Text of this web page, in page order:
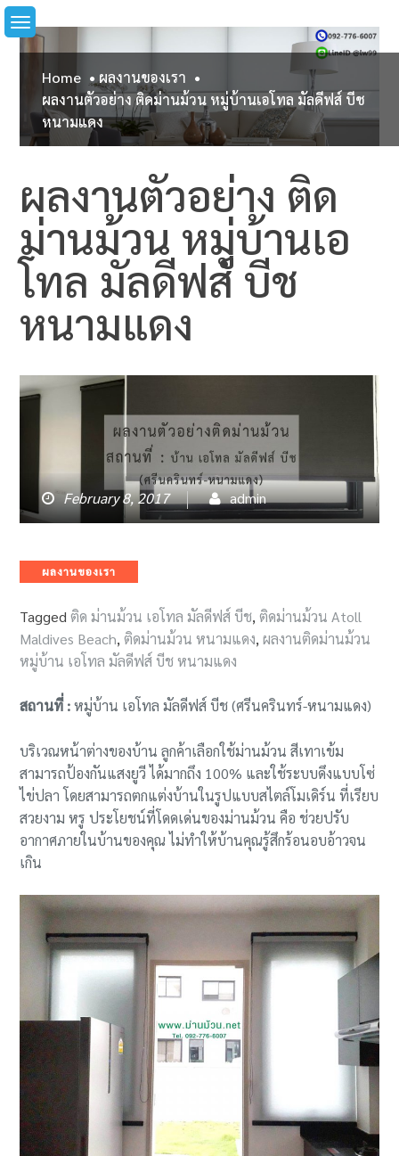
Skip
to
content
Home
ผลงานของเรา
ผลงานตัวอย่าง ติดม่านม้วน หมู่บ้านเอโทล มัลดีฟส์ บีช
หนามแดง
ผลงานตัวอย่าง ติด
ม่านม้วน หมู่บ้านเอ
โทล มัลดีฟส์ บีช
หนามแดง
February 8, 2017 admin
Categories
ผลงานของเรา
Taggedติด ม่านม้วน เอโทล มัลดีฟส์ บีช,ติดม่านม้วน Atoll
Maldives Beach,ติดม่านม้วน หนามแดง,ผลงานติดม่านม้วน
หมู่บ้าน เอโทล มัลดีฟส์ บีช หนามแดง
สถานที่ :หมู่บ้าน เอโทล มัลดีฟส์ บีช (ศรีนครินทร์-หนามแดง)
บริเวณหน้าต่างของบ้าน ลูกค้าเลือกใช้ม่านม้วน สีเทาเข้ม
สามารถป้องกันแสงยูวี ได้มากถึง 100% และใช้ระบบดึงแบบโซ่
ไข่ปลา โดยสามารถตกแต่งบ้านในรูปแบบสไตล์โมเดิร์น ที่เรียบ
สวยงาม หรู ประโยชน์ที่โดดเด่นของม่านม้วน คือ ช่วยปรับ
อากาศภายในบ้านของคุณ ไม่ทำให้บ้านคุณรู้สึกร้อนอบอ้าวจน
เกิน